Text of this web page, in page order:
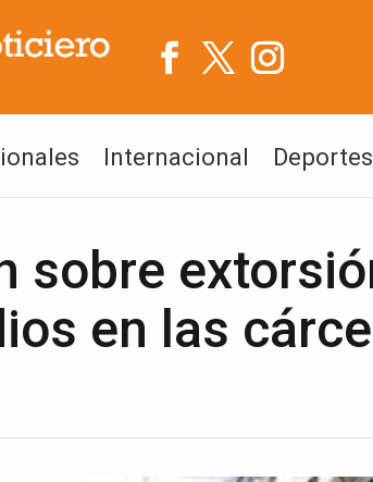
Internacional Deportes
sobre
en las